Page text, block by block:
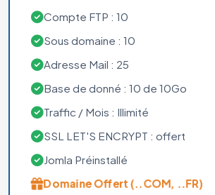
Compte FTP : 10
Sous domaine : 10
Adresse Mail : 25
Base de donné : 10 de 10Go
Traffic / Mois : Illimité
SSL LET'S ENCRYPT : offert
Jomla Préinstallé
Domaine Offert (..COM, ..FR)